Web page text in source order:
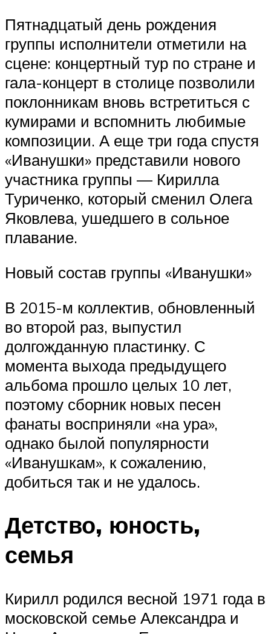
Пятнадцатый день рождения
группы исполнители отметили на
сцене: концертный тур по стране и
гала-концерт в столице позволили
поклонникам вновь встретиться с
кумирами и вспомнить любимые
композиции. А еще три года спустя
«Иванушки» представили нового
участника группы — Кирилла
Туриченко, который сменил Олега
Яковлева, ушедшего в сольное
плавание.
Новый состав группы «Иванушки»
В 2015-м коллектив, обновленный
во второй раз, выпустил
долгожданную пластинку. С
момента выхода предыдущего
альбома прошло целых 10 лет,
поэтому сборник новых песен
фанаты восприняли «на ура»,
однако былой популярности
«Иванушкам», к сожалению,
добиться так и не удалось.
Детство, юность,
семья
Кирилл родился весной 1971 года в
московской семье Александра и